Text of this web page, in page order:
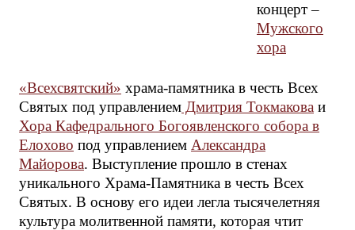
концерт –
Мужского
хора
«Всехсвятский» храма-памятника в честь Всех
Святых под управлением Дмитрия Токмакова и
Хора Кафедрального Богоявленского собора в
Елохово под управлением Александра
Майорова. Выступление прошло в стенах
уникального Храма-Памятника в честь Всех
Святых. В основу его идеи легла тысячелетняя
культура молитвенной памяти, которая чтит